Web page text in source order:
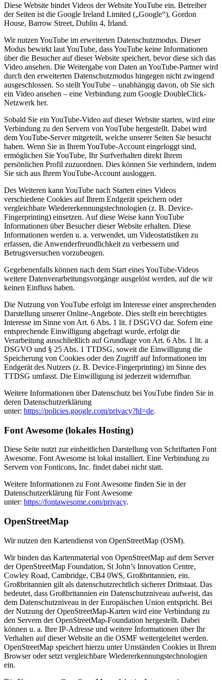
Diese Website bindet Videos der Website YouTube ein. Betreiber
der Seiten ist die Google Ireland Limited („Google“), Gordon
House, Barrow Street, Dublin 4, Irland.
Wir nutzen YouTube im erweiterten Datenschutzmodus. Dieser
Modus bewirkt laut YouTube, dass YouTube keine Informationen
über die Besucher auf dieser Website speichert, bevor diese sich das
Video ansehen. Die Weitergabe von Daten an YouTube-Partner wird
durch den erweiterten Datenschutzmodus hingegen nicht zwingend
ausgeschlossen. So stellt YouTube – unabhängig davon, ob Sie sich
ein Video ansehen – eine Verbindung zum Google DoubleClick-
Netzwerk her.
Sobald Sie ein YouTube-Video auf dieser Website starten, wird eine
Verbindung zu den Servern von YouTube hergestellt. Dabei wird
dem YouTube-Server mitgeteilt, welche unserer Seiten Sie besucht
haben. Wenn Sie in Ihrem YouTube-Account eingeloggt sind,
ermöglichen Sie YouTube, Ihr Surfverhalten direkt Ihrem
persönlichen Profil zuzuordnen. Dies können Sie verhindern, indem
Sie sich aus Ihrem YouTube-Account ausloggen.
Des Weiteren kann YouTube nach Starten eines Videos
verschiedene Cookies auf Ihrem Endgerät speichern oder
vergleichbare Wiedererkennungstechnologien (z. B. Device-
Fingerprinting) einsetzen. Auf diese Weise kann YouTube
Informationen über Besucher dieser Website erhalten. Diese
Informationen werden u. a. verwendet, um Videostatistiken zu
erfassen, die Anwenderfreundlichkeit zu verbessern und
Betrugsversuchen vorzubeugen.
Gegebenenfalls können nach dem Start eines YouTube-Videos
weitere Datenverarbeitungsvorgänge ausgelöst werden, auf die wir
keinen Einfluss haben.
Die Nutzung von YouTube erfolgt im Interesse einer ansprechenden
Darstellung unserer Online-Angebote. Dies stellt ein berechtigtes
Interesse im Sinne von Art. 6 Abs. 1 lit. f DSGVO dar. Sofern eine
entsprechende Einwilligung abgefragt wurde, erfolgt die
Verarbeitung ausschließlich auf Grundlage von Art. 6 Abs. 1 lit. a
DSGVO und § 25 Abs. 1 TTDSG, soweit die Einwilligung die
Speicherung von Cookies oder den Zugriff auf Informationen im
Endgerät des Nutzers (z. B. Device-Fingerprinting) im Sinne des
TTDSG umfasst. Die Einwilligung ist jederzeit widerrufbar.
Weitere Informationen über Datenschutz bei YouTube finden Sie in
deren Datenschutzerklärung
unter: https://policies.google.com/privacy?hl=de.
Font Awesome (lokales Hosting)
Diese Seite nutzt zur einheitlichen Darstellung von Schriftarten Font
Awesome. Font Awesome ist lokal installiert. Eine Verbindung zu
Servern von Fonticons, Inc. findet dabei nicht statt.
Weitere Informationen zu Font Awesome finden Sie in der
Datenschutzerklärung für Font Awesome
unter: https://fontawesome.com/privacy.
OpenStreetMap
Wir nutzen den Kartendienst von OpenStreetMap (OSM).
Wir binden das Kartenmaterial von OpenStreetMap auf dem Server
der OpenStreetMap Foundation, St John’s Innovation Centre,
Cowley Road, Cambridge, CB4 0WS, Großbritannien, ein.
Großbritannien gilt als datenschutzrechtlich sicherer Drittstaat. Das
bedeutet, dass Großbritannien ein Datenschutzniveau aufweist, das
dem Datenschutzniveau in der Europäischen Union entspricht. Bei
der Nutzung der OpenStreetMap-Karten wird eine Verbindung zu
den Servern der OpenStreetMap-Foundation hergestellt. Dabei
können u. a. Ihre IP-Adresse und weitere Informationen über Ihr
Verhalten auf dieser Website an die OSMF weitergeleitet werden.
OpenStreetMap speichert hierzu unter Umständen Cookies in Ihrem
Browser oder setzt vergleichbare Wiedererkennungstechnologien
ein.